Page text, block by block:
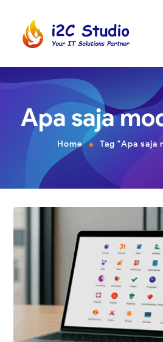
Apa saja
Home Tag "Apa saja